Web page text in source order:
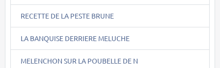
RECETTE DE LA PESTE BRUNE
LA BANQUISE DERRIERE MELUCHE
MELENCHON SUR LA POUBELLE DE N